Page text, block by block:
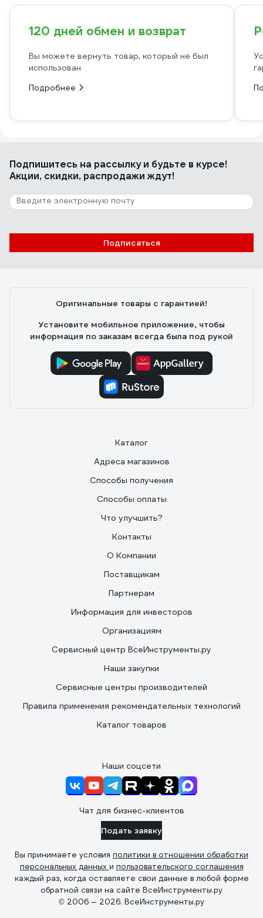
120 дней обмен и возврат
Вы можете вернуть товар, который не был
использован
Подробнее
Подпишитесь на рассылкуи будьте в курсе!
Акции, скидки, распродажи ждут!
Подписаться
Оригинальные товары с гарантией!
Установите мобильное приложение, чтобы
информация по заказам всегда была под рукой
Каталог
Адреса магазинов
Способы получения
Способы оплаты
Что улучшить?
Контакты
О Компании
Поставщикам
Партнерам
Информация для инвесторов
Организациям
Сервисный центр ВсеИнструменты.ру
Наши закупки
Сервисные центры производителей
Правила применения рекомендательных технологий
Каталог товаров
Наши соцсети
Чат для бизнес-клиентов
Подать заявку
Вы принимаете условия политики в отношении обработки
персональных данных и пользовательского соглашения
каждый раз, когда оставляете свои данные в любой форме
обратной связи на сайте ВсеИнструменты.ру
© 2006 — 2026. ВсеИнструменты.ру